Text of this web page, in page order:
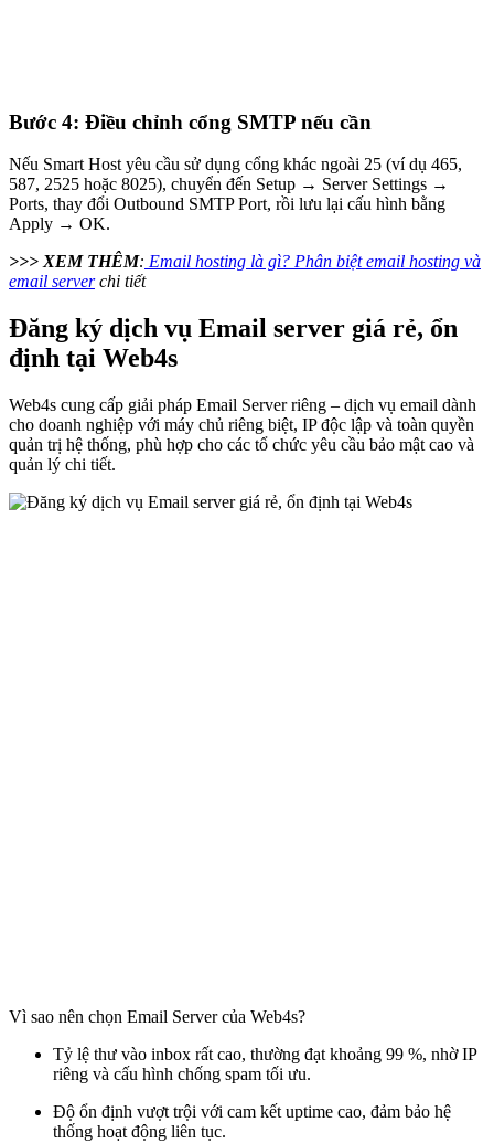
Bước 4: Điều chỉnh cổng SMTP nếu cần
Nếu Smart Host yêu cầu sử dụng cổng khác ngoài 25 (ví dụ 465,
587, 2525 hoặc 8025), chuyển đến Setup → Server Settings →
Ports, thay đổi Outbound SMTP Port, rồi lưu lại cấu hình bằng
Apply → OK.
>>> XEM THÊM: Email hosting là gì? Phân biệt email hosting và
email serverchi tiết
Đăng ký dịch vụ Email server giá rẻ, ổn
định tại Web4s
Web4s cung cấp giải pháp Email Server riêng – dịch vụ email dành
cho doanh nghiệp với máy chủ riêng biệt, IP độc lập và toàn quyền
quản trị hệ thống, phù hợp cho các tổ chức yêu cầu bảo mật cao và
quản lý chi tiết.
Vì sao nên chọn Email Server của Web4s?
Tỷ lệ thư vào inbox rất cao, thường đạt khoảng 99 %, nhờ IP
riêng và cấu hình chống spam tối ưu.
Độ ổn định vượt trội với cam kết uptime cao, đảm bảo hệ
thống hoạt động liên tục.